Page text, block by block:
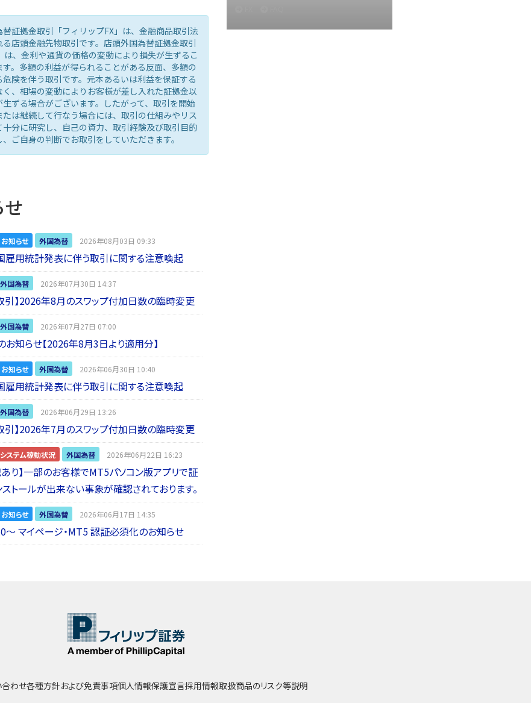
替証拠金取引「フィリップFX」は、金融商品取引法
る店頭金融先物取引です。店頭外国為替証拠金取引
は、金利や通貨の価格の変動により損失が生ずるこ
す。多額の利益が得られることがある反面、多額の
危険を伴う取引です。元本あるいは利益を保証する
く、相場の変動によりお客様が差し入れた証拠金以
生ずる場合がございます。したがって、取引を開始
は継続して行なう場合には、取引の仕組みやリス
十分に研究し、自己の資力、取引経験及び取引目的
ご自身の判断でお取引をしていただきます。
お知らせ 外国為替 2026年08月03日 09:33
雇用統計発表に伴う取引に関する注意喚起
外国為替 2026年07月30日 14:37
引】2026年8月のスワップ付加日数の臨時変更
外国為替 2026年07月27日 07:00
お知らせ【2026年8月3日より適用分】
お知らせ 外国為替 2026年06月30日 10:40
雇用統計発表に伴う取引に関する注意喚起
外国為替 2026年06月29日 13:26
引】2026年7月のスワップ付加日数の臨時変更
システム稼動状況 外国為替 2026年06月22日 16:23
り】一部のお客様でMT5パソコン版アプリで証
トールが出来ない事象が確認されております。
お知らせ 外国為替 2026年06月17日 14:35
～ マイページ・MT5 認証必須化のお知らせ
合わせ各種方針および免責事項個人情報保護宣言採用情報取扱商品のリスク等説明